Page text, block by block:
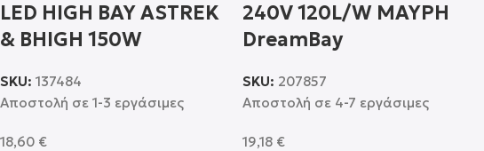
LED HIGH BAY ASTREK
& BHIGH 150W
SKU: 137484
Αποστολή σε 1-3 εργάσιμες
18,60 €
240V 120L/W ΜΑΥΡΗ
DreamBay
SKU: 207857
Αποστολή σε 4-7 εργάσιμες
19,18 €